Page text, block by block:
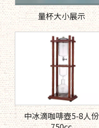
量杯大小展示
中冰滴咖啡壺5-8人份